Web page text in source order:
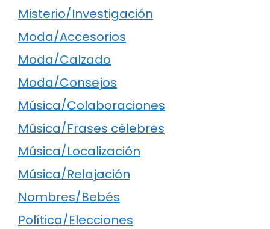
Misterio/Investigación
Moda/Accesorios
Moda/Calzado
Moda/Consejos
Música/Colaboraciones
Música/Frases célebres
Música/Localización
Música/Relajación
Nombres/Bebés
Política/Elecciones